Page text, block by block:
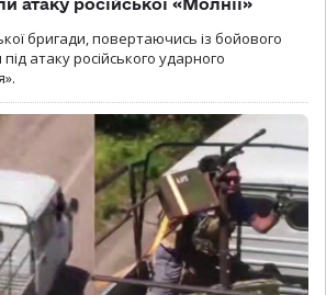
атаку російської «Молнії»
бригади, повертаючись із бойового
атаку російського ударного